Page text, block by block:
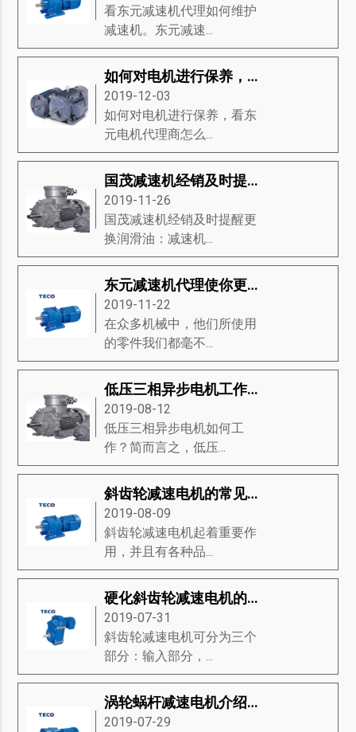
看东元减速机代理如何维护
减速机。东元减速...
如何对电机进行保养，看东元电机代理商怎么说
2019-12-03
如何对电机进行保养，看东
元电机代理商怎么...
国茂减速机经销及时提醒更换润滑油
2019-11-26
国茂减速机经销及时提醒更
换润滑油：减速机...
东元减速机代理使你更了解东元减速机
2019-11-22
在众多机械中，他们所使用
的零件我们都毫不...
低压三相异步电机工作原理-低压三相异步电机磁场的产生、方向和滑动等知识详解
2019-08-12
低压三相异步电机如何工
作？简而言之，低压...
斜齿轮减速电机的常见问题是什么？
2019-08-09
斜齿轮减速电机起着重要作
用，并且有各种品...
硬化斜齿轮减速电机的传动与特点
2019-07-31
斜齿轮减速电机可分为三个
部分：输入部分，...
涡轮蜗杆减速电机介绍-涡轮蜗杆减速电机的特征、产品规格、接线方法等知识详解
2019-07-29